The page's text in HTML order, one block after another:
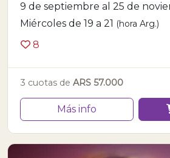
9 de septiembre al 25 de
Miércoles de 19 a 21 (hora Arg.)
8
3 cuotas de ARS 57.000
Más info